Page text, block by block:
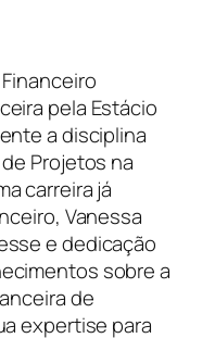
pela Estácio
a disciplina
Projetos na
carreira já
Vanessa
e dedicação
sobre a
de
expertise para